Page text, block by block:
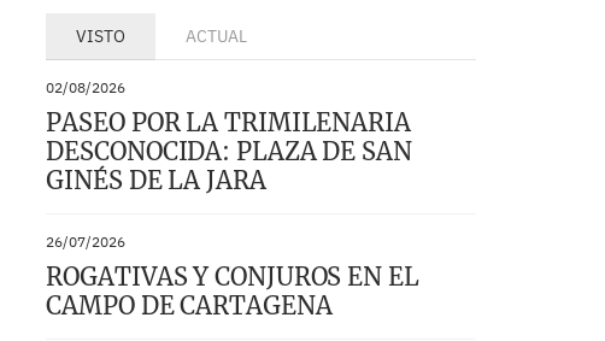
VISTO ACTUAL
02/08/2026
PASEO POR LA TRIMILENARIA
DESCONOCIDA: PLAZA DE SAN
GINÉS DE LA JARA
26/07/2026
ROGATIVAS Y CONJUROS EN EL
CAMPO DE CARTAGENA